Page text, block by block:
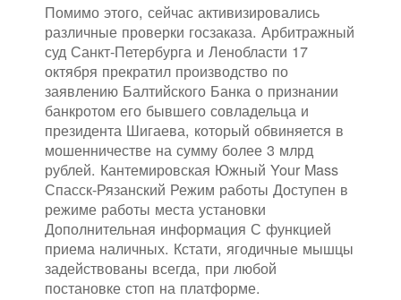
Помимо этого, сейчас активизировались
различные проверки госзаказа. Арбитражный
суд Санкт-Петербурга и Ленобласти 17
октября прекратил производство по
заявлению Балтийского Банка о признании
банкротом его бывшего совладельца и
президента Шигаева, который обвиняется в
мошенничестве на сумму более 3 млрд
рублей. Кантемировская Южный Your Mass
Спасск-Рязанский Режим работы Доступен в
режиме работы места установки
Дополнительная информация С функцией
приема наличных. Кстати, ягодичные мышцы
задействованы всегда, при любой
постановке стоп на платформе.